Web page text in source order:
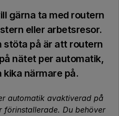
gärna ta med routern
eller arbetsresor.
stöta på är att routern
nätet per automatik,
närmare på.
automatik avaktiverad på
förinstallerade. Du behöver